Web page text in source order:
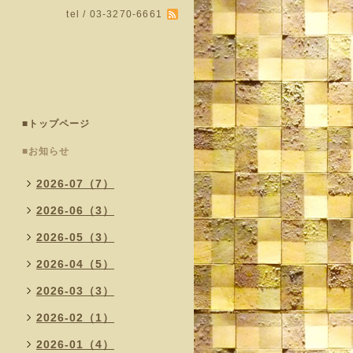
tel / 03-3270-6661
■トップページ
■お知らせ
2026-07（7）
2026-06（3）
2026-05（3）
2026-04（5）
2026-03（3）
2026-02（1）
2026-01（4）